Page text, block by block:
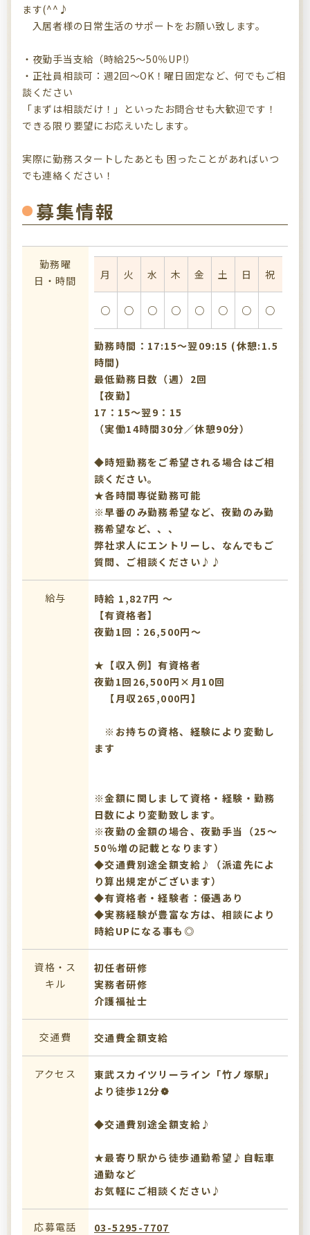
ます(^^♪
入居者様の日常生活のサポートをお願い致します。
・夜勤手当支給（時給25～50％UP!）
・正社員相談可：週2回～OK！曜日固定など、何でもご相
談ください
「まずは相談だけ！」といったお問合せも大歓迎です！
できる限り要望にお応えいたします。
実際に勤務スタートしたあとも 困ったことがあればいつ
でも連絡ください！
募集情報
勤務曜
日・時間
月 火 水 木 金 土 日 祝
○ ○ ○ ○ ○ ○ ○ ○
勤務時間：17:15〜翌09:15 (休憩:1.5
時間)
最低勤務日数（週）2回
【夜勤】
17：15～翌9：15
（実働14時間30分／休憩90分）
◆時短勤務をご希望される場合はご相
談ください。
★各時間専従勤務可能
※早番のみ勤務希望など、夜勤のみ勤
務希望など、、、
弊社求人にエントリーし、なんでもご
質問、ご相談ください♪♪
給与
時給 1,827円 〜
【有資格者】
夜勤1回：26,500円～
★【収入例】有資格者
夜勤1回26,500円×月10回
【月収265,000円】
※お持ちの資格、経験により変動し
ます
※金額に関しまして資格・経験・勤務
日数により変動致します。
※夜勤の金額の場合、夜勤手当（25～
50％増の記載となります）
◆交通費別途全額支給♪（派遣先によ
り算出規定がございます）
◆有資格者・経験者：優遇あり
◆実務経験が豊富な方は、相談により
時給UPになる事も◎
資格・ス
キル
初任者研修
実務者研修
介護福祉士
交通費 交通費全額支給
アクセス
東武スカイツリーライン「竹ノ塚駅」
より徒歩12分❁
◆交通費別途全額支給♪
★最寄り駅から徒歩通勤希望♪自転車
通勤など
お気軽にご相談ください♪
応募電話 03-5295-7707